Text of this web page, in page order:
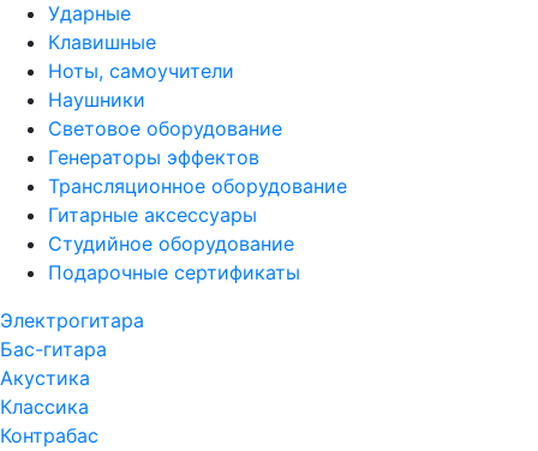
Ударные
Клавишные
Ноты, самоучители
Наушники
Световое оборудование
Генераторы эффектов
Трансляционное оборудование
Гитарные аксессуары
Студийное оборудование
Подарочные сертификаты
Электрогитара
Бас-гитара
Акустика
Классика
Контрабас